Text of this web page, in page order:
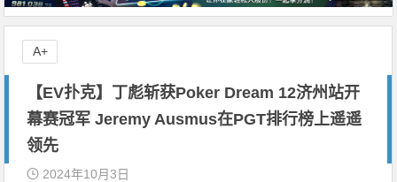
【EV扑克】丁彪斩获Poker Dream 12济州站开
幕赛冠军 Jeremy Ausmus在PGT排行榜上遥遥
领先
2024年10月3日
A+